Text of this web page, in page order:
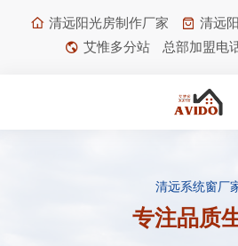
清远阳光房制作厂家
清远
艾惟多分站
总部加盟电
清远系统窗厂
专注品质